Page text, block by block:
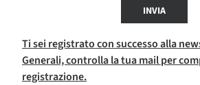
INVIA
Ti sei registrato con successo alla
Generali, controlla la tua mail per
registrazione.